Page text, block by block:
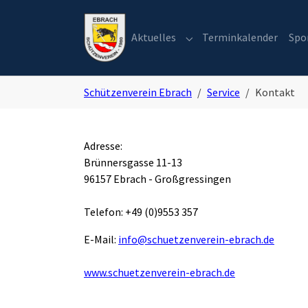
Aktuelles Submenu for "Aktuelles"
Terminkalender
Schützenverein Ebrach Service Kontakt
Adresse:
Brünnersgasse 11-13
96157 Ebrach - Großgressingen
Telefon: +49 (0)9553 357
E-Mail: info@schuetzenverein-ebrach.de
www.schuetzenverein-ebrach.de